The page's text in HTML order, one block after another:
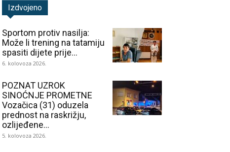
Izdvojeno
Sportom protiv nasilja:
Može li trening na tatamiju
spasiti dijete prije...
6. kolovoza 2026.
POZNAT UZROK
SINOĆNJE PROMETNE
Vozačica (31) oduzela
prednost na raskrižju,
ozlijeđene...
5. kolovoza 2026.